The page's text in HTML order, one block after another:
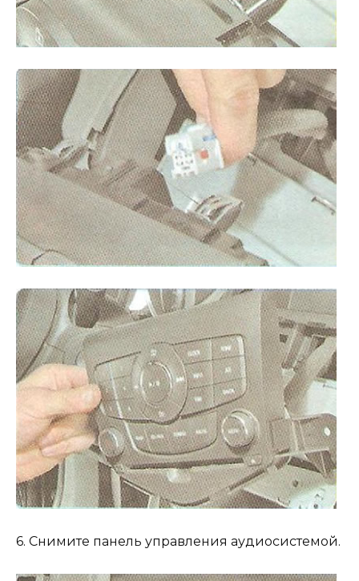
6. Снимите панель управления аудиосистемой.